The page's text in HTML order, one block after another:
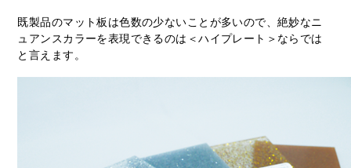
既製品のマット板は色数の少ないことが多いので、絶妙なニ
ュアンスカラーを表現できるのは＜ハイプレート＞ならでは
と言えます。